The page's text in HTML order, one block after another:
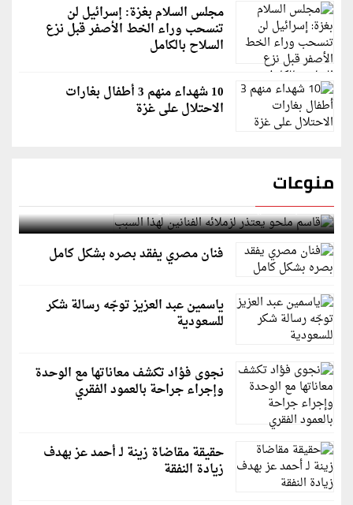
مجلس السلام بغزة: إسرائيل لن
تنسحب وراء الخط الأصفر قبل نزع
السلاح بالكامل
10 شهداء منهم 3 أطفال بغارات
الاحتلال على غزة
منوعات
قاسم ملحو يعتذر لزملائه الفنانين لهذا السبب
فنان مصري يفقد بصره بشكل كامل
ياسمين عبد العزيز توجّه رسالة شكر
للسعودية
نجوى فؤاد تكشف معاناتها مع الوحدة
وإجراء جراحة بالعمود الفقري
حقيقة مقاضاة زينة لـ أحمد عز بهدف
زيادة النفقة